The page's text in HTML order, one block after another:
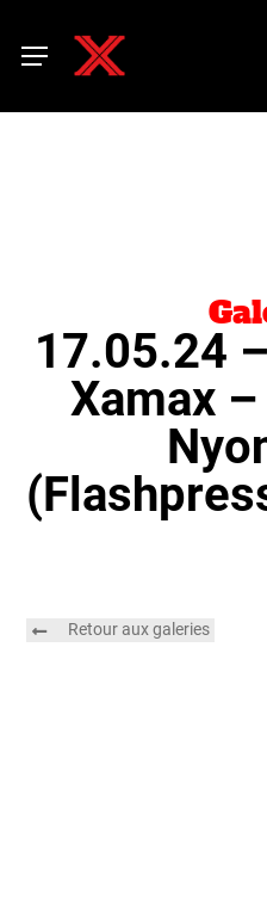
main
content
Menu
17.05.24
Xamax
Retour aux galeries